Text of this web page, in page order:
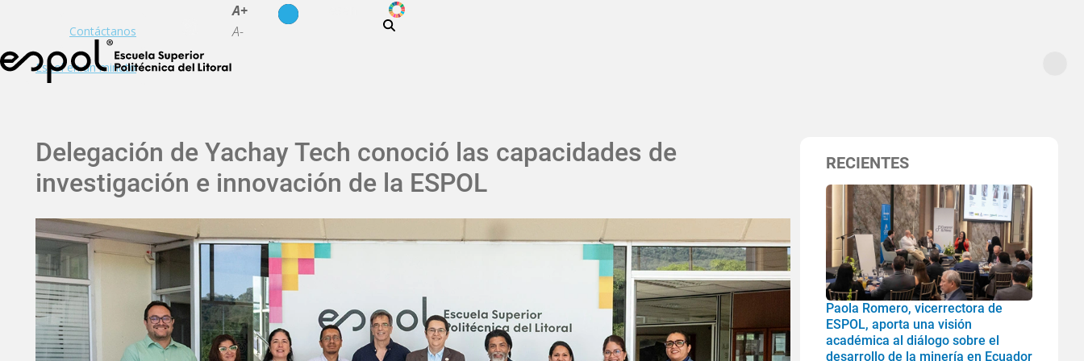
Contáctanos
Espol en un minuto
A+
A-
ODS
Delegación de Yachay Tech conoció las capacidades de
investigación e innovación de la ESPOL
RECIENTES
Paola Romero, vicerrectora de
ESPOL, aporta una visión
académica al diálogo sobre el
desarrollo de la minería en Ecuador